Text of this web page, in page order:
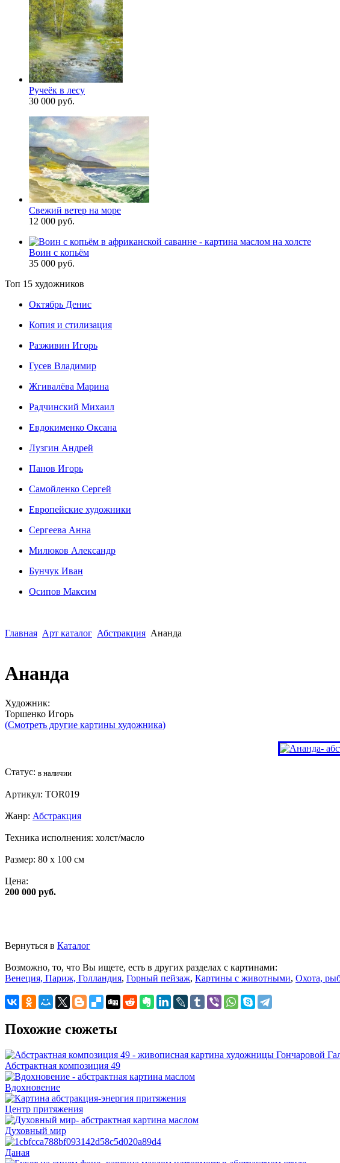
Ручеёк в лесу
30 000 руб.
Свежий ветер на море
12 000 руб.
Воин с копьём
35 000 руб.
Топ 15 художников
Октябрь Денис
Копия и стилизация
Разживин Игорь
Гусев Владимир
Жгивалёва Марина
Радчинский Михаил
Евдокименко Оксана
Лузгин Андрей
Панов Игорь
Сaмoйленко Сергей
Европейские художники
Сергеева Анна
Милюков Александр
Бунчук Иван
Осипoв Максим
Главная Арт каталог Абстракция Ананда
Ананда
Художник:
Торшенко Игорь
(Смотреть другие картины художника)
Статус: в наличии
Артикул: TOR019
Жанр: Абстракция
Техника исполнения: холст/масло
Размер: 80 x 100 см
Цена:
200 000 руб.
Вернуться в Каталог
Возможно, то, что Вы ищете, есть в других разделах с картинами:
Венеция, Париж, Голландия, Горный пейзаж, Картины с животными, Охота,
Похожие сюжеты
Абстрактная композиция 49
Вдохновение
Центр притяжения
Духовный мир
Даная